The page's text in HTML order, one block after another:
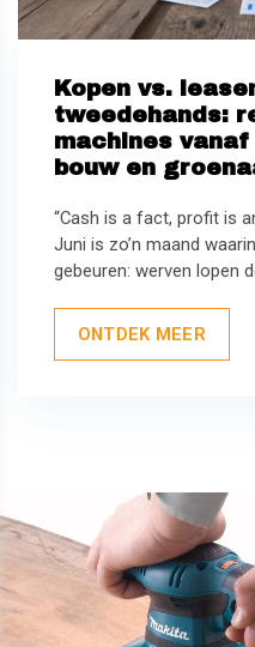
Kopen vs.
tweedehands:
machines
bouw en
“Cash is a fact, profit is
Juni is zo’n maand
gebeuren: werven lopen
ONTDEK MEER